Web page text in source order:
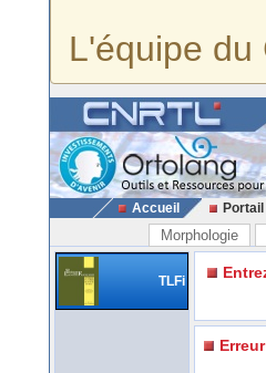
L'équipe du
Accueil
Morphologie
TLFi
Erreur